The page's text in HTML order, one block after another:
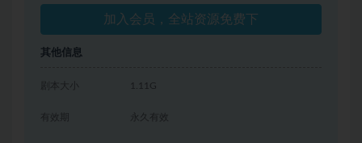
加入会员，全站资源免费下
其他信息
剧本大小 1.11G
有效期 永久有效